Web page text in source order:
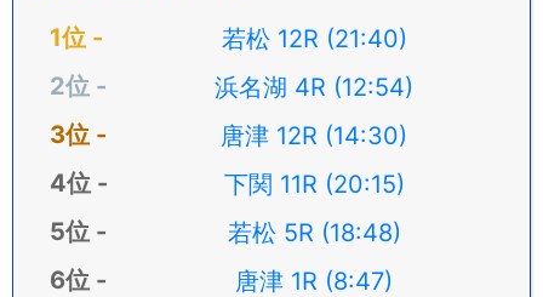
若松 12R (21:40)
浜名湖 4R (12:54)
唐津 12R (14:30)
下関 11R (20:15)
若松 5R (18:48)
唐津 1R (8:47)